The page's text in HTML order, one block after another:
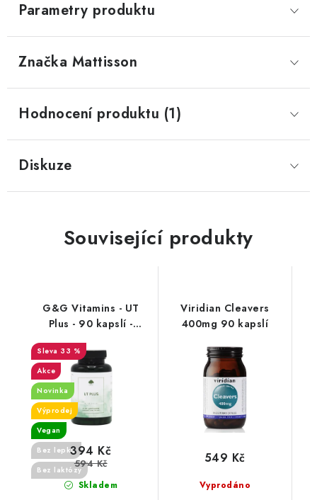
Parametry produktu
Značka Mattisson
Hodnocení produktu (1)
Diskuze
Související produkty
G&G Vitamins - UT
Plus - 90 kapslí -
13.3.2026
33 %
Akce
Novinka
Výprodej
Vegan
Bez lepku
Bez laktózy
Skladem
394 Kč
594 Kč
Viridian Cleavers
400mg 90 kapslí
Vyprodáno
549 Kč